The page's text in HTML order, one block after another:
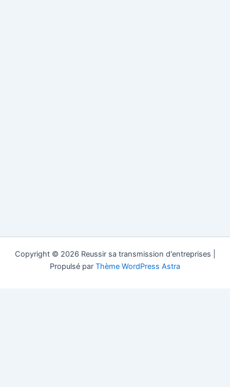
Copyright © 2026 Reussir sa transmission d'entreprises |
Propulsé par Thème WordPress Astra